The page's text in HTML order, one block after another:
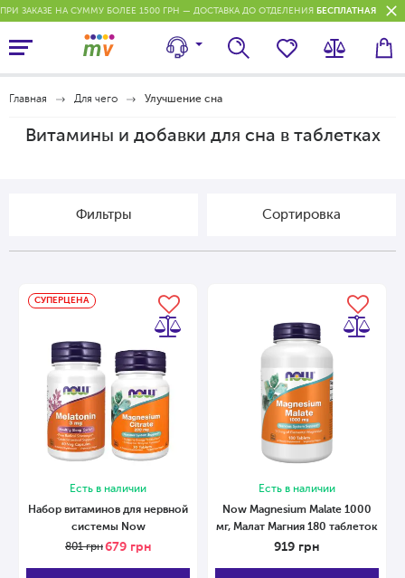
ПРИ ЗАКАЗЕ НА СУММУ БОЛЕЕ 1500 ГРН — ДОСТАВКА ДО ОТДЕЛЕНИЯ БЕСПЛАТНАЯ
Главная Для чего Улучшение сна
Витамины и добавки для сна в таблетках
Фильтры Cортировка
СУПЕРЦЕНА
Есть в наличии
Набор витаминов для нервной
системы Now
801грн 679 грн
Есть в наличии
Now Magnesium Malate 1000
мг, Малат Магния 180 таблеток
919 грн